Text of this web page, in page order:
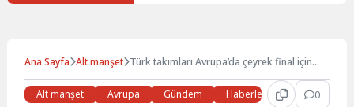
Ana Sayfa Alt manşet Türk takımları Avrupa’da çeyrek final için
Alt manşet
Avrupa Gündem Haberler Son Dakika
0